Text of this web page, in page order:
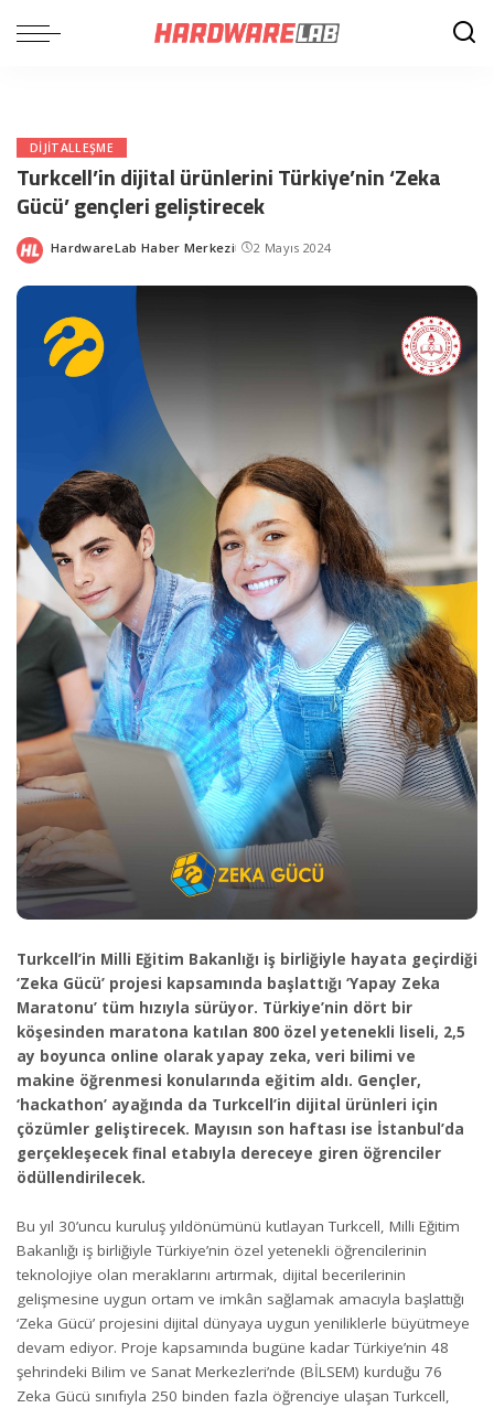
DIJITALLEŞME
Turkcell’in dijital ürünlerini Türkiye’nin ‘Zeka
Gücü’ gençleri geliştirecek
Posted
HardwareLab Haber Merkezi 2 Mayıs 2024
Turkcell’in Milli Eğitim Bakanlığı iş birliğiyle hayata geçirdiği
‘Zeka Gücü’ projesi kapsamında başlattığı ‘Yapay Zeka
Maratonu’ tüm hızıyla sürüyor. Türkiye’nin dört bir
köşesinden maratona katılan 800 özel yetenekli liseli, 2,5
ay boyunca online olarak yapay zeka, veri bilimi ve
makine öğrenmesi konularında eğitim aldı. Gençler,
‘hackathon’ ayağında da Turkcell’in dijital ürünleri için
çözümler geliştirecek. Mayısın son haftası ise İstanbul’da
gerçekleşecek final etabıyla dereceye giren öğrenciler
ödüllendirilecek.
Bu yıl 30’uncu kuruluş yıldönümünü kutlayan Turkcell, Milli Eğitim
Bakanlığı iş birliğiyle Türkiye’nin özel yetenekli öğrencilerinin
teknolojiye olan meraklarını artırmak, dijital becerilerinin
gelişmesine uygun ortam ve imkân sağlamak amacıyla başlattığı
‘Zeka Gücü’ projesini dijital dünyaya uygun yeniliklerle büyütmeye
devam ediyor. Proje kapsamında bugüne kadar Türkiye’nin 48
şehrindeki Bilim ve Sanat Merkezleri’nde (BİLSEM) kurduğu 76
Zeka Gücü sınıfıyla 250 binden fazla öğrenciye ulaşan Turkcell,